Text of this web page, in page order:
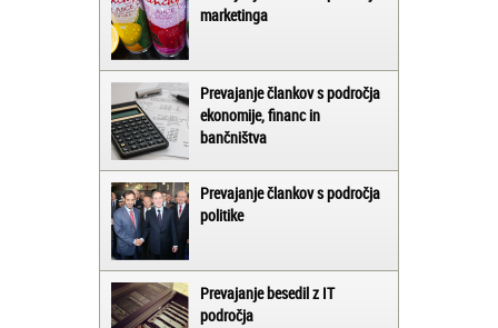
marketinga
Prevajanje člankov s področja
ekonomije, financ in
bančništva
Prevajanje člankov s področja
politike
Prevajanje besedil z IT
področja